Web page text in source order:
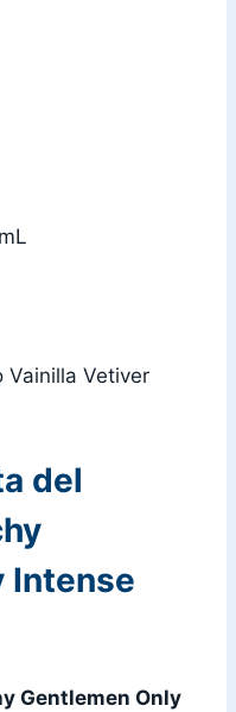
Vainilla Vetiver
del
Intense
Gentlemen Only